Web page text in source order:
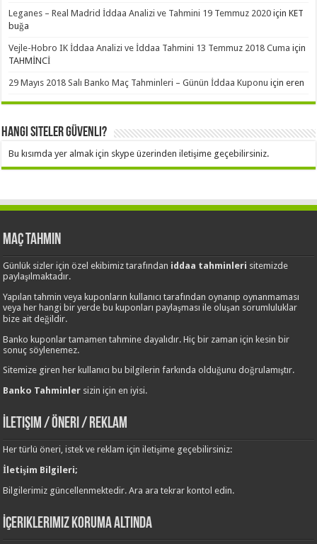
Leganes – Real Madrid İddaa Analizi ve Tahmini 19 Temmuz 2020 içinKET
buğa
Vejle-Hobro IK İddaa Analizi ve İddaa Tahmini 13 Temmuz 2018 Cuma için
TAHMİNCİ
29 Mayıs 2018 Salı Banko Maç Tahminleri – Günün İddaa Kuponu içineren
Hangi Siteler Güvenli?
Bu kısımda yer almak için skype üzerinden iletişime geçebilirsiniz.
Maç Tahmin
Günlük sizler için özel ekibimiz tarafından iddaa tahminleri sitemizde
paylaşılmaktadır.
Yapılan tahmin veya kuponların kullanıcı tarafından oynanıp oynanmaması
veya her hangi bir yerde bu kuponları paylaşması ile oluşan sorumluluklar
bize ait değildir.
Banko kuponlar tamamen tahmine dayalıdır. Hiç bir zaman için kesin bir
sonuç söylenemez.
Sitemize giren her kullanıcı bu bilgilerin farkında olduğunu doğrulamıştır.
Banko Tahminler sizin için en iyisi.
İletişim / Öneri / Reklam
Her türlü öneri, istek ve reklam için iletişime geçebilirsiniz:
İletişim Bilgileri;
Bilgilerimiz güncellenmektedir. Ara ara tekrar kontol edin.
İçeriklerimiz Koruma Altında